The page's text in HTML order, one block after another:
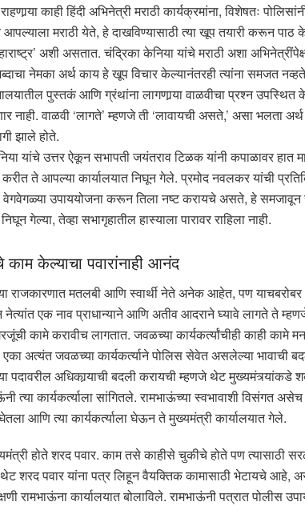
काही हिंदी अभिनेत्री मराठी कार्यक्रमांना, विशेषतः
आपल्याला मराठी येते, हे दाखविण्यासाठी त्या खूप तयारी करून
अशी असतात. चंद्रिका केनिया यांचे मराठी अशा
नेमका अर्थ काय हे खूप विचार केल्यानंतरही त्यांना समजत
पुस्तकं आणि ग्रंथांना लागणार्‍या वाळवीचा प्रश्न
नाही. वाळवी ‘लागते’ म्हणजे ती ‘लावायची असते,’ असा भलता
झाले होते.
यांचे उत्तर ऐकून सभापती जयंतराव टिळक यांनी कपाळावर
ते आपल्या कार्यालयात निघून गेले. प्रमोद नवलकर यांची
उपाययोजना करून तिला नष्ट करायचे असते, हे समजावून
गेल्या, तेव्हा सभागृहातील हास्याला पारावर राहिला नाही.
काम केल्याचा पवारांनाही आनंद
राजकारणात मतलबी आणि स्वार्थी नेते अनेक आहेत, पण
एक नाव प्राधान्याने आणि अतीव आदराने घ्यावे लागते ते
कामे करावीच लागतात. जवळच्या कार्यकर्त्यांचीही काही कामे
एका अत्यंत जवळच्या कार्यकर्त्याने पोलिस सेवेत असलेल्या भावाची
पदावरील अधिकार्‍याची बदली करायची म्हणजे थेट मुख्यमंत्र्यांकडे
त्या कार्यकर्त्याला सांगितले. रामभाऊंच्या स्वभावाशी विसंगत
आणि त्या कार्यकर्त्याला घेऊन ते मुख्यमंत्री कार्यालयात गेले.
होते शरद पवार. काम तसे काहीसे चुकीचे होते पण त्यासाठी
शरद पवार यांना पत्र लिहून वैयक्तिक कामासाठी भेटायचे आहे,
रामभाऊंना कार्यालयात बोलाविले. रामभाऊंनी पत्रात पोलीस